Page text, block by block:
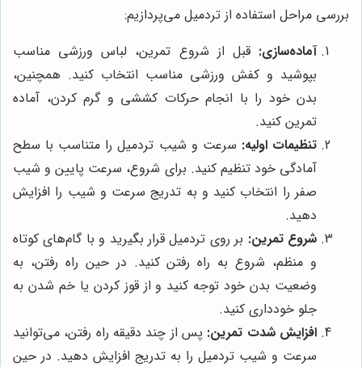
بررسی مراحل استفاده از تردمیل می‌پردازیم:
آماده‌سازی: قبل از شروع تمرین، لباس ورزشی مناسب
بپوشید و کفش ورزشی مناسب انتخاب کنید. همچنین،
بدن خود را با انجام حرکات کششی و گرم کردن، آماده
تمرین کنید.
تنظیمات اولیه: سرعت و شیب تردمیل را متناسب با سطح
آمادگی خود تنظیم کنید. برای شروع، سرعت پایین و شیب
صفر را انتخاب کنید و به تدریج سرعت و شیب را افزایش
دهید.
شروع تمرین: بر روی تردمیل قرار بگیرید و با گام‌های کوتاه
و منظم، شروع به راه رفتن کنید. در حین راه رفتن، به
وضعیت بدن خود توجه کنید و از قوز کردن یا خم شدن به
جلو خودداری کنید.
افزایش شدت تمرین: پس از چند دقیقه راه رفتن، می‌توانید
سرعت و شیب تردمیل را به تدریج افزایش دهید. در حین